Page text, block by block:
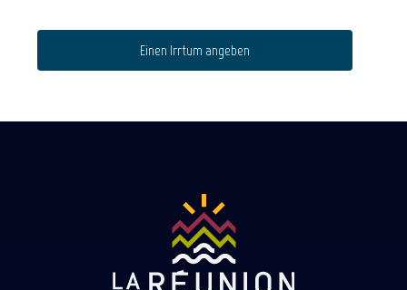
Einen Irrtum angeben